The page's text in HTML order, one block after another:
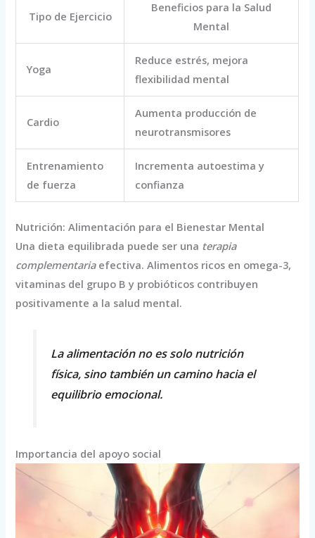
Tipo de Ejercicio
Beneficios para la Salud
Mental
Yoga
Reduce estrés, mejora
flexibilidad mental
Cardio
Aumenta producción de
neurotransmisores
Entrenamiento
de fuerza
Incrementa autoestima y
confianza
Nutrición: Alimentación para el Bienestar Mental
Una dieta equilibrada puede ser una terapia
complementariaefectiva. Alimentos ricos en omega-3,
vitaminas del grupo B y probióticos contribuyen
positivamente a la salud mental.
La alimentación no es solo nutrición
física, sino también un camino hacia el
equilibrio emocional.
Importancia del apoyo social